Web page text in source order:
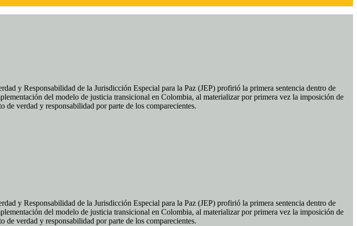
y Responsabilidad de la Jurisdicción Especial para la Paz (JEP) profirió la primera sentencia dentro de
del modelo de justicia transicional en Colombia, al materializar por primera vez la imposición de
de verdad y responsabilidad por parte de los comparecientes.
y Responsabilidad de la Jurisdicción Especial para la Paz (JEP) profirió la primera sentencia dentro de
del modelo de justicia transicional en Colombia, al materializar por primera vez la imposición de
de verdad y responsabilidad por parte de los comparecientes.